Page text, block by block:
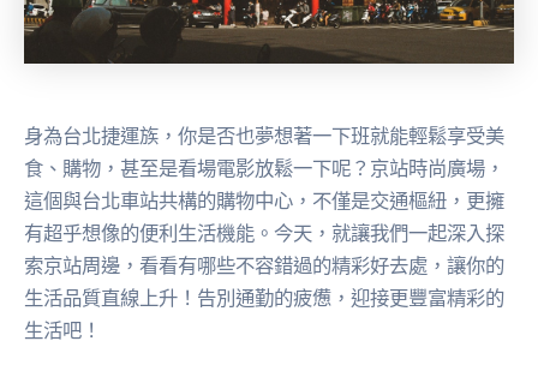
身為台北捷運族，你是否也夢想著一下班就能輕鬆享受美
食、購物，甚至是看場電影放鬆一下呢？京站時尚廣場，
這個與台北車站共構的購物中心，不僅是交通樞紐，更擁
有超乎想像的便利生活機能。今天，就讓我們一起深入探
索京站周邊，看看有哪些不容錯過的精彩好去處，讓你的
生活品質直線上升！告別通勤的疲憊，迎接更豐富精彩的
生活吧！